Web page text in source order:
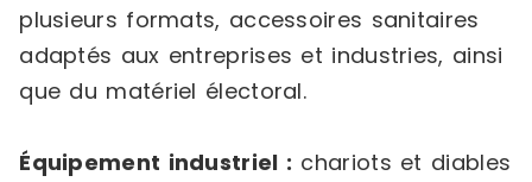
plusieurs formats, accessoires sanitaires
adaptés aux entreprises et industries, ainsi
que du matériel électoral.
Équipement industriel : chariots et diables